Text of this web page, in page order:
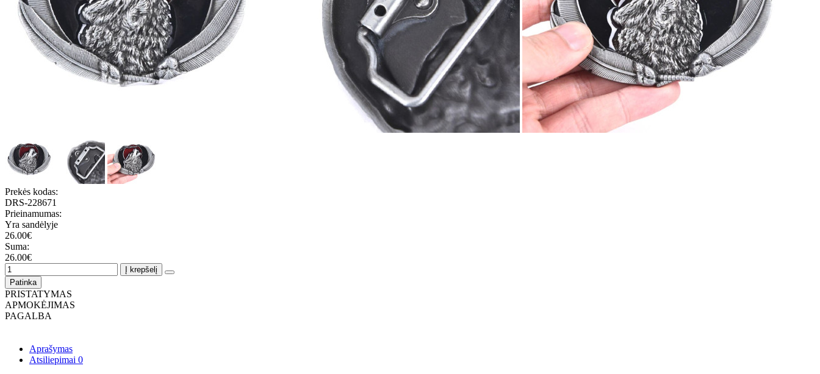
Prekės kodas:
DRS-228671
Prieinamumas:
Yra sandėlyje
26.00€
Suma:
26.00€
Į krepšelį
Patinka
PRISTATYMAS
APMOKĖJIMAS
PAGALBA
Aprašymas
Atsiliepimai 0